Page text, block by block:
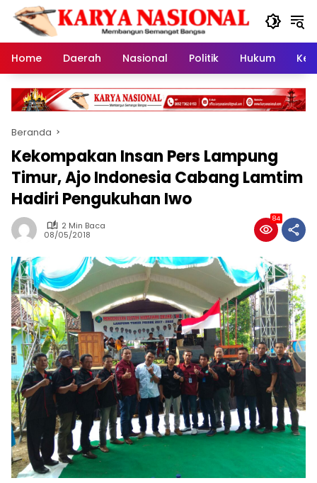
Langsung
konten
Home
Daerah Nasional Politik Hukum
Beranda
Kekompakan Insan Pers Lampung
Timur, Ajo Indonesia Cabang Lamtim
Hadiri Pengukuhan Iwo
2 Min Baca
08/05/2018
84